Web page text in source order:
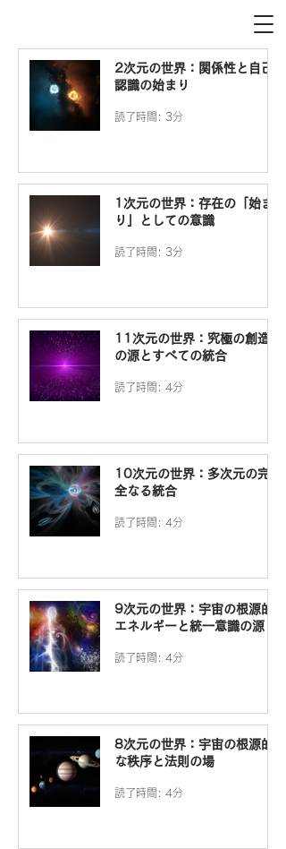
2次元の世界：関係性と自己
認識の始まり
読了時間: 3分
1次元の世界：存在の「始ま
り」としての意識
読了時間: 3分
11次元の世界：究極の創造
の源とすべての統合
読了時間: 4分
10次元の世界：多次元の完
全なる統合
読了時間: 4分
9次元の世界：宇宙の根源的
エネルギーと統一意識の源
読了時間: 4分
8次元の世界：宇宙の根源的
な秩序と法則の場
読了時間: 4分